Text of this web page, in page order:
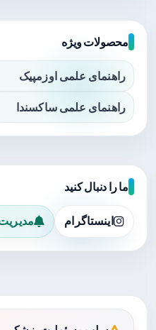
محصولات ویژه
راهنمای علمی اوزمپیک
راهنمای علمی ساکسندا
ما را دنبال کنید
اینستاگرام